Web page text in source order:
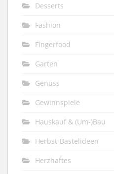
Desserts
Fashion
Fingerfood
Garten
Genuss
Gewinnspiele
Hauskauf & (Um-)Bau
Herbst-Bastelideen
Herzhaftes